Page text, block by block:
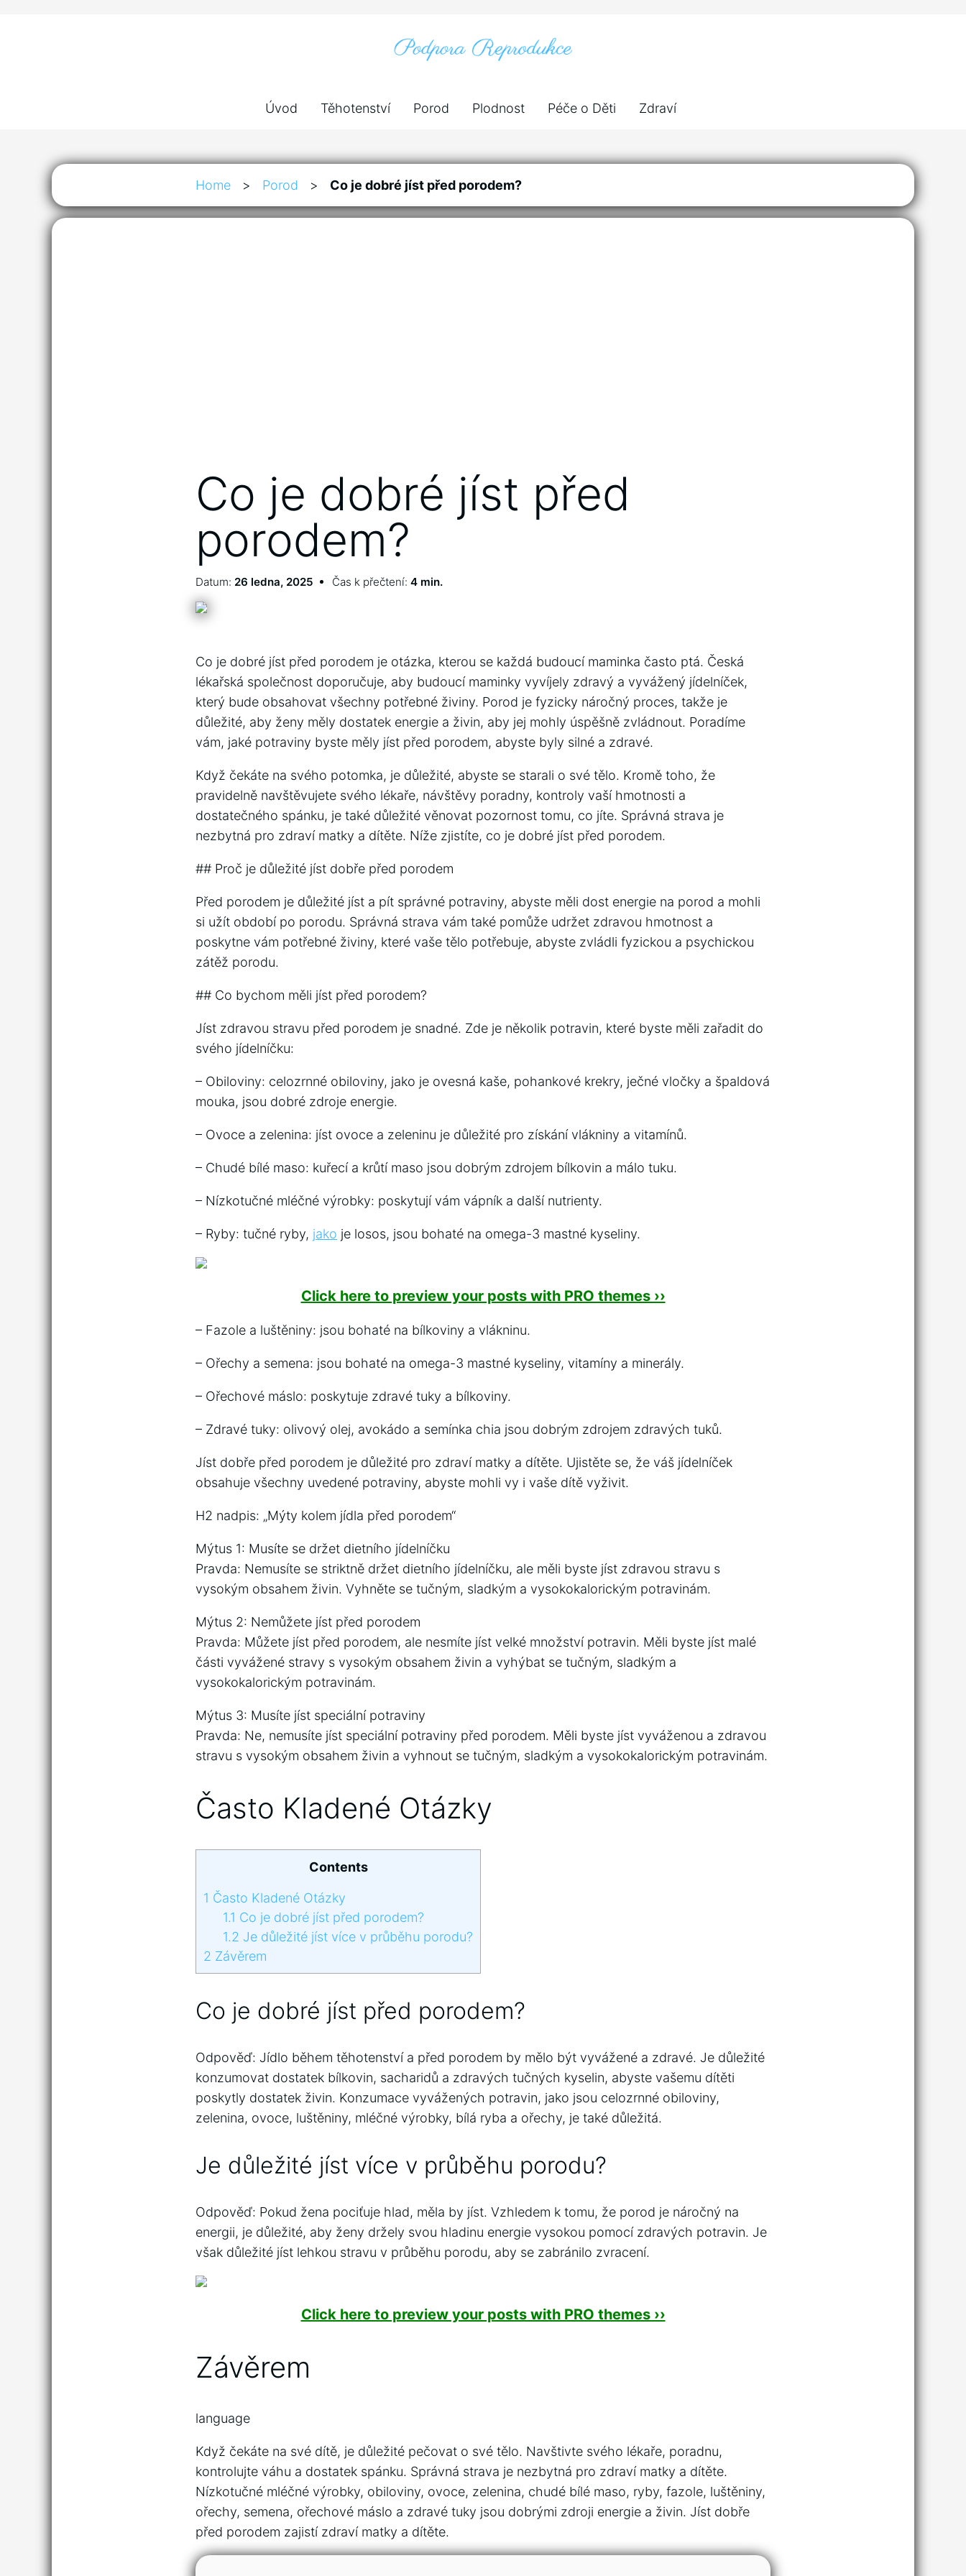
Úvod Těhotenství Porod Plodnost Péče o Děti Zdraví
Home > Porod > Co je dobré jíst před porodem?
Co je dobré jíst před
porodem?
Datum: 26 ledna, 2025 Čas k přečtení: 4 min.
Co je dobré jíst před porodem je otázka, kterou se každá budoucí maminka často ptá. Česká
lékařská společnost doporučuje, aby budoucí maminky vyvíjely zdravý a vyvážený jídelníček,
který bude obsahovat všechny potřebné živiny. Porod je fyzicky náročný proces, takže je
důležité, aby ženy měly dostatek energie a živin, aby jej mohly úspěšně zvládnout. Poradíme
vám, jaké potraviny byste měly jíst před porodem, abyste byly silné a zdravé.
Když čekáte na svého potomka, je důležité, abyste se starali o své tělo. Kromě toho, že
pravidelně navštěvujete svého lékaře, návštěvy poradny, kontroly vaší hmotnosti a
dostatečného spánku, je také důležité věnovat pozornost tomu, co jíte. Správná strava je
nezbytná pro zdraví matky a dítěte. Níže zjistíte, co je dobré jíst před porodem.
## Proč je důležité jíst dobře před porodem
Před porodem je důležité jíst a pít správné potraviny, abyste měli dost energie na porod a mohli
si užít období po porodu. Správná strava vám také pomůže udržet zdravou hmotnost a
poskytne vám potřebné živiny, které vaše tělo potřebuje, abyste zvládli fyzickou a psychickou
zátěž porodu.
## Co bychom měli jíst před porodem?
Jíst zdravou stravu před porodem je snadné. Zde je několik potravin, které byste měli zařadit do
svého jídelníčku:
– Obiloviny: celozrnné obiloviny, jako je ovesná kaše, pohankové krekry, ječné vločky a špaldová
mouka, jsou dobré zdroje energie.
– Ovoce a zelenina: jíst ovoce a zeleninu je důležité pro získání vlákniny a vitamínů.
– Chudé bílé maso: kuřecí a krůtí maso jsou dobrým zdrojem bílkovin a málo tuku.
– Nízkotučné mléčné výrobky: poskytují vám vápník a další nutrienty.
– Ryby: tučné ryby, jako je losos, jsou bohaté na omega-3 mastné kyseliny.
Click here to preview your posts with PRO themes ››
– Fazole a luštěniny: jsou bohaté na bílkoviny a vlákninu.
– Ořechy a semena: jsou bohaté na omega-3 mastné kyseliny, vitamíny a minerály.
– Ořechové máslo: poskytuje zdravé tuky a bílkoviny.
– Zdravé tuky: olivový olej, avokádo a semínka chia jsou dobrým zdrojem zdravých tuků.
Jíst dobře před porodem je důležité pro zdraví matky a dítěte. Ujistěte se, že váš jídelníček
obsahuje všechny uvedené potraviny, abyste mohli vy i vaše dítě vyživit.
H2 nadpis: „Mýty kolem jídla před porodem“
Mýtus 1: Musíte se držet dietního jídelníčku
Pravda: Nemusíte se striktně držet dietního jídelníčku, ale měli byste jíst zdravou stravu s
vysokým obsahem živin. Vyhněte se tučným, sladkým a vysokokalorickým potravinám.
Mýtus 2: Nemůžete jíst před porodem
Pravda: Můžete jíst před porodem, ale nesmíte jíst velké množství potravin. Měli byste jíst malé
části vyvážené stravy s vysokým obsahem živin a vyhýbat se tučným, sladkým a
vysokokalorickým potravinám.
Mýtus 3: Musíte jíst speciální potraviny
Pravda: Ne, nemusíte jíst speciální potraviny před porodem. Měli byste jíst vyváženou a zdravou
stravu s vysokým obsahem živin a vyhnout se tučným, sladkým a vysokokalorickým potravinám.
Často Kladené Otázky
Contents
1 Často Kladené Otázky
1.1 Co je dobré jíst před porodem?
1.2 Je důležité jíst více v průběhu porodu?
2 Závěrem
Co je dobré jíst před porodem?
Odpověď: Jídlo během těhotenství a před porodem by mělo být vyvážené a zdravé. Je důležité
konzumovat dostatek bílkovin, sacharidů a zdravých tučných kyselin, abyste vašemu dítěti
poskytly dostatek živin. Konzumace vyvážených potravin, jako jsou celozrnné obiloviny,
zelenina, ovoce, luštěniny, mléčné výrobky, bílá ryba a ořechy, je také důležitá.
Je důležité jíst více v průběhu porodu?
Odpověď: Pokud žena pociťuje hlad, měla by jíst. Vzhledem k tomu, že porod je náročný na
energii, je důležité, aby ženy držely svou hladinu energie vysokou pomocí zdravých potravin. Je
však důležité jíst lehkou stravu v průběhu porodu, aby se zabránilo zvracení.
Click here to preview your posts with PRO themes ››
Závěrem
language
Když čekáte na své dítě, je důležité pečovat o své tělo. Navštivte svého lékaře, poradnu,
kontrolujte váhu a dostatek spánku. Správná strava je nezbytná pro zdraví matky a dítěte.
Nízkotučné mléčné výrobky, obiloviny, ovoce, zelenina, chudé bílé maso, ryby, fazole, luštěniny,
ořechy, semena, ořechové máslo a zdravé tuky jsou dobrými zdroji energie a živin. Jíst dobře
před porodem zajistí zdraví matky a dítěte.